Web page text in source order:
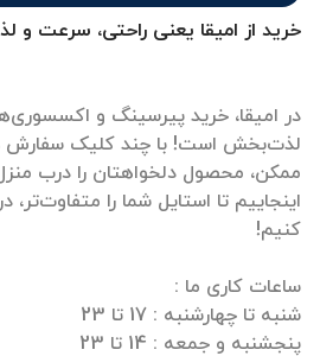
خرید از امیقا یعنی راحتی، سرعت و
در امیقا، خرید پیرسینگ و
لذت‌بخش است! با چند کلیک سفارش
ممکن، محصول دلخواهتان را درب
اینجاییم تا استایل شما را